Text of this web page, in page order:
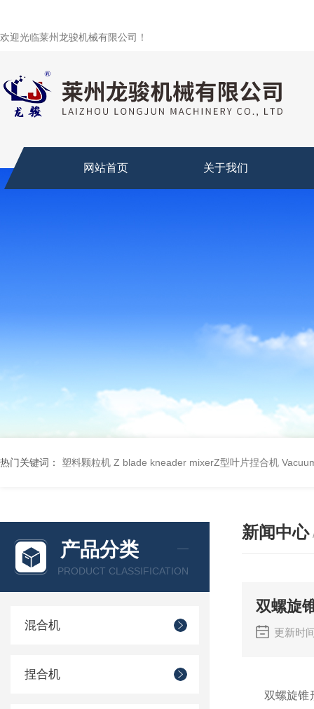
欢迎光临莱州龙骏机械有限公司！
网站首页 关于我们
热门关键词： 塑料颗粒机 Z blade kneader mixerZ型叶片捏合机
产品分类
PRODUCT CLASSIFICATION
混合机
捏合机
新闻中心
双螺旋
更新时
双螺旋锥形